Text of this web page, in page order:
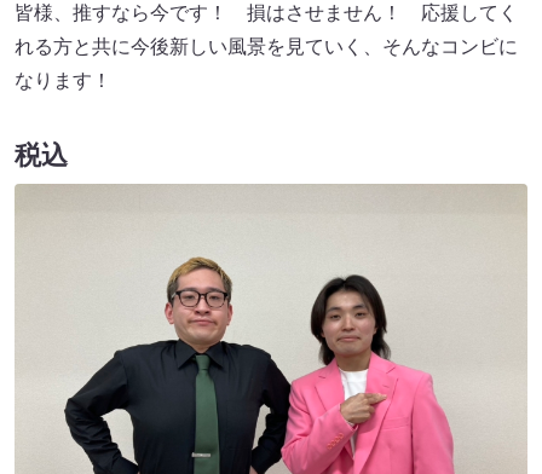
皆様、推すなら今です！ 損はさせません！ 応援してく
れる方と共に今後新しい風景を見ていく、そんなコンビに
なります！
税込